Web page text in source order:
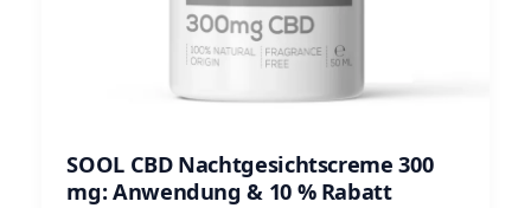
SOOL CBD Nachtgesichtscreme 300
mg: Anwendung & 10 % Rabatt